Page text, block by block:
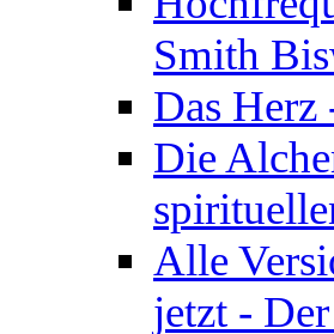
Smith
Das
Die
Alle
jetzt -